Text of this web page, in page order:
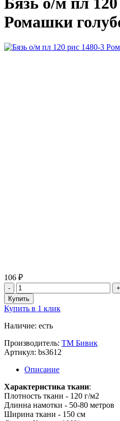
Ромашки
106 ₽
Купить в 1 клик
Наличие: есть
Производитель: ТМ Бивик
Артикул: bs3612
Описание
Характеристика ткани:
Плотность ткани - 120 г/м2
Длинна намотки - 50-80 метров
Ширина ткани - 150 см